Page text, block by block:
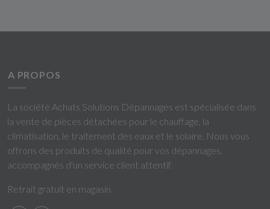
A PROPOS
La société Achats Solutions Dépannages est spécialisée dans
la vente de pièces détachées pour le chauffage, la
climatisation, le traitement des eaux et le solaire. Nous vous
offrons des produits de qualité pour vos dépannages,
accompagnés d'un service client attentif.
Retrait gratuit en magasin.